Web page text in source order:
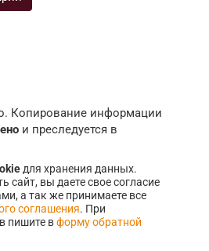
Копирование информации
и преследуется в
для хранения данных.
сайт, вы даете свое согласие
а так же принимаете все
соглашения. При
пишите вформу обратной